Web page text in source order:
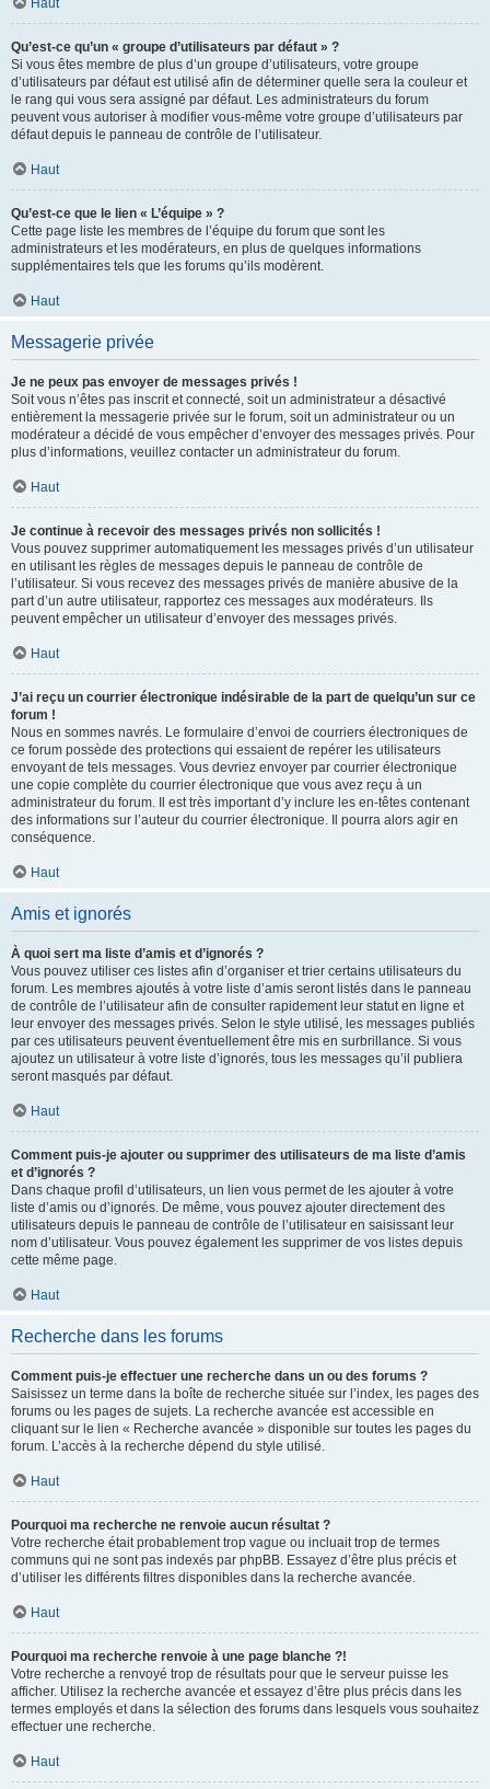
Haut
Qu’est-ce qu’un « groupe d’utilisateurs par défaut » ?
Si vous êtes membre de plus d’un groupe d’utilisateurs, votre groupe
d’utilisateurs par défaut est utilisé afin de déterminer quelle sera la couleur et
le rang qui vous sera assigné par défaut. Les administrateurs du forum
peuvent vous autoriser à modifier vous-même votre groupe d’utilisateurs par
défaut depuis le panneau de contrôle de l’utilisateur.
Haut
Qu’est-ce que le lien « L’équipe » ?
Cette page liste les membres de l’équipe du forum que sont les
administrateurs et les modérateurs, en plus de quelques informations
supplémentaires tels que les forums qu’ils modèrent.
Haut
Messagerie privée
Je ne peux pas envoyer de messages privés !
Soit vous n’êtes pas inscrit et connecté, soit un administrateur a désactivé
entièrement la messagerie privée sur le forum, soit un administrateur ou un
modérateur a décidé de vous empêcher d’envoyer des messages privés. Pour
plus d’informations, veuillez contacter un administrateur du forum.
Haut
Je continue à recevoir des messages privés non sollicités !
Vous pouvez supprimer automatiquement les messages privés d’un utilisateur
en utilisant les règles de messages depuis le panneau de contrôle de
l’utilisateur. Si vous recevez des messages privés de manière abusive de la
part d’un autre utilisateur, rapportez ces messages aux modérateurs. Ils
peuvent empêcher un utilisateur d’envoyer des messages privés.
Haut
J’ai reçu un courrier électronique indésirable de la part de quelqu’un sur ce
forum !
Nous en sommes navrés. Le formulaire d’envoi de courriers électroniques de
ce forum possède des protections qui essaient de repérer les utilisateurs
envoyant de tels messages. Vous devriez envoyer par courrier électronique
une copie complète du courrier électronique que vous avez reçu à un
administrateur du forum. Il est très important d’y inclure les en-têtes contenant
des informations sur l’auteur du courrier électronique. Il pourra alors agir en
conséquence.
Haut
Amis et ignorés
À quoi sert ma liste d’amis et d’ignorés ?
Vous pouvez utiliser ces listes afin d’organiser et trier certains utilisateurs du
forum. Les membres ajoutés à votre liste d’amis seront listés dans le panneau
de contrôle de l’utilisateur afin de consulter rapidement leur statut en ligne et
leur envoyer des messages privés. Selon le style utilisé, les messages publiés
par ces utilisateurs peuvent éventuellement être mis en surbrillance. Si vous
ajoutez un utilisateur à votre liste d’ignorés, tous les messages qu’il publiera
seront masqués par défaut.
Haut
Comment puis-je ajouter ou supprimer des utilisateurs de ma liste d’amis
et d’ignorés ?
Dans chaque profil d’utilisateurs, un lien vous permet de les ajouter à votre
liste d’amis ou d’ignorés. De même, vous pouvez ajouter directement des
utilisateurs depuis le panneau de contrôle de l’utilisateur en saisissant leur
nom d’utilisateur. Vous pouvez également les supprimer de vos listes depuis
cette même page.
Haut
Recherche dans les forums
Comment puis-je effectuer une recherche dans un ou des forums ?
Saisissez un terme dans la boîte de recherche située sur l’index, les pages des
forums ou les pages de sujets. La recherche avancée est accessible en
cliquant sur le lien « Recherche avancée » disponible sur toutes les pages du
forum. L’accès à la recherche dépend du style utilisé.
Haut
Pourquoi ma recherche ne renvoie aucun résultat ?
Votre recherche était probablement trop vague ou incluait trop de termes
communs qui ne sont pas indexés par phpBB. Essayez d’être plus précis et
d’utiliser les différents filtres disponibles dans la recherche avancée.
Haut
Pourquoi ma recherche renvoie à une page blanche ?!
Votre recherche a renvoyé trop de résultats pour que le serveur puisse les
afficher. Utilisez la recherche avancée et essayez d’être plus précis dans les
termes employés et dans la sélection des forums dans lesquels vous souhaitez
effectuer une recherche.
Haut